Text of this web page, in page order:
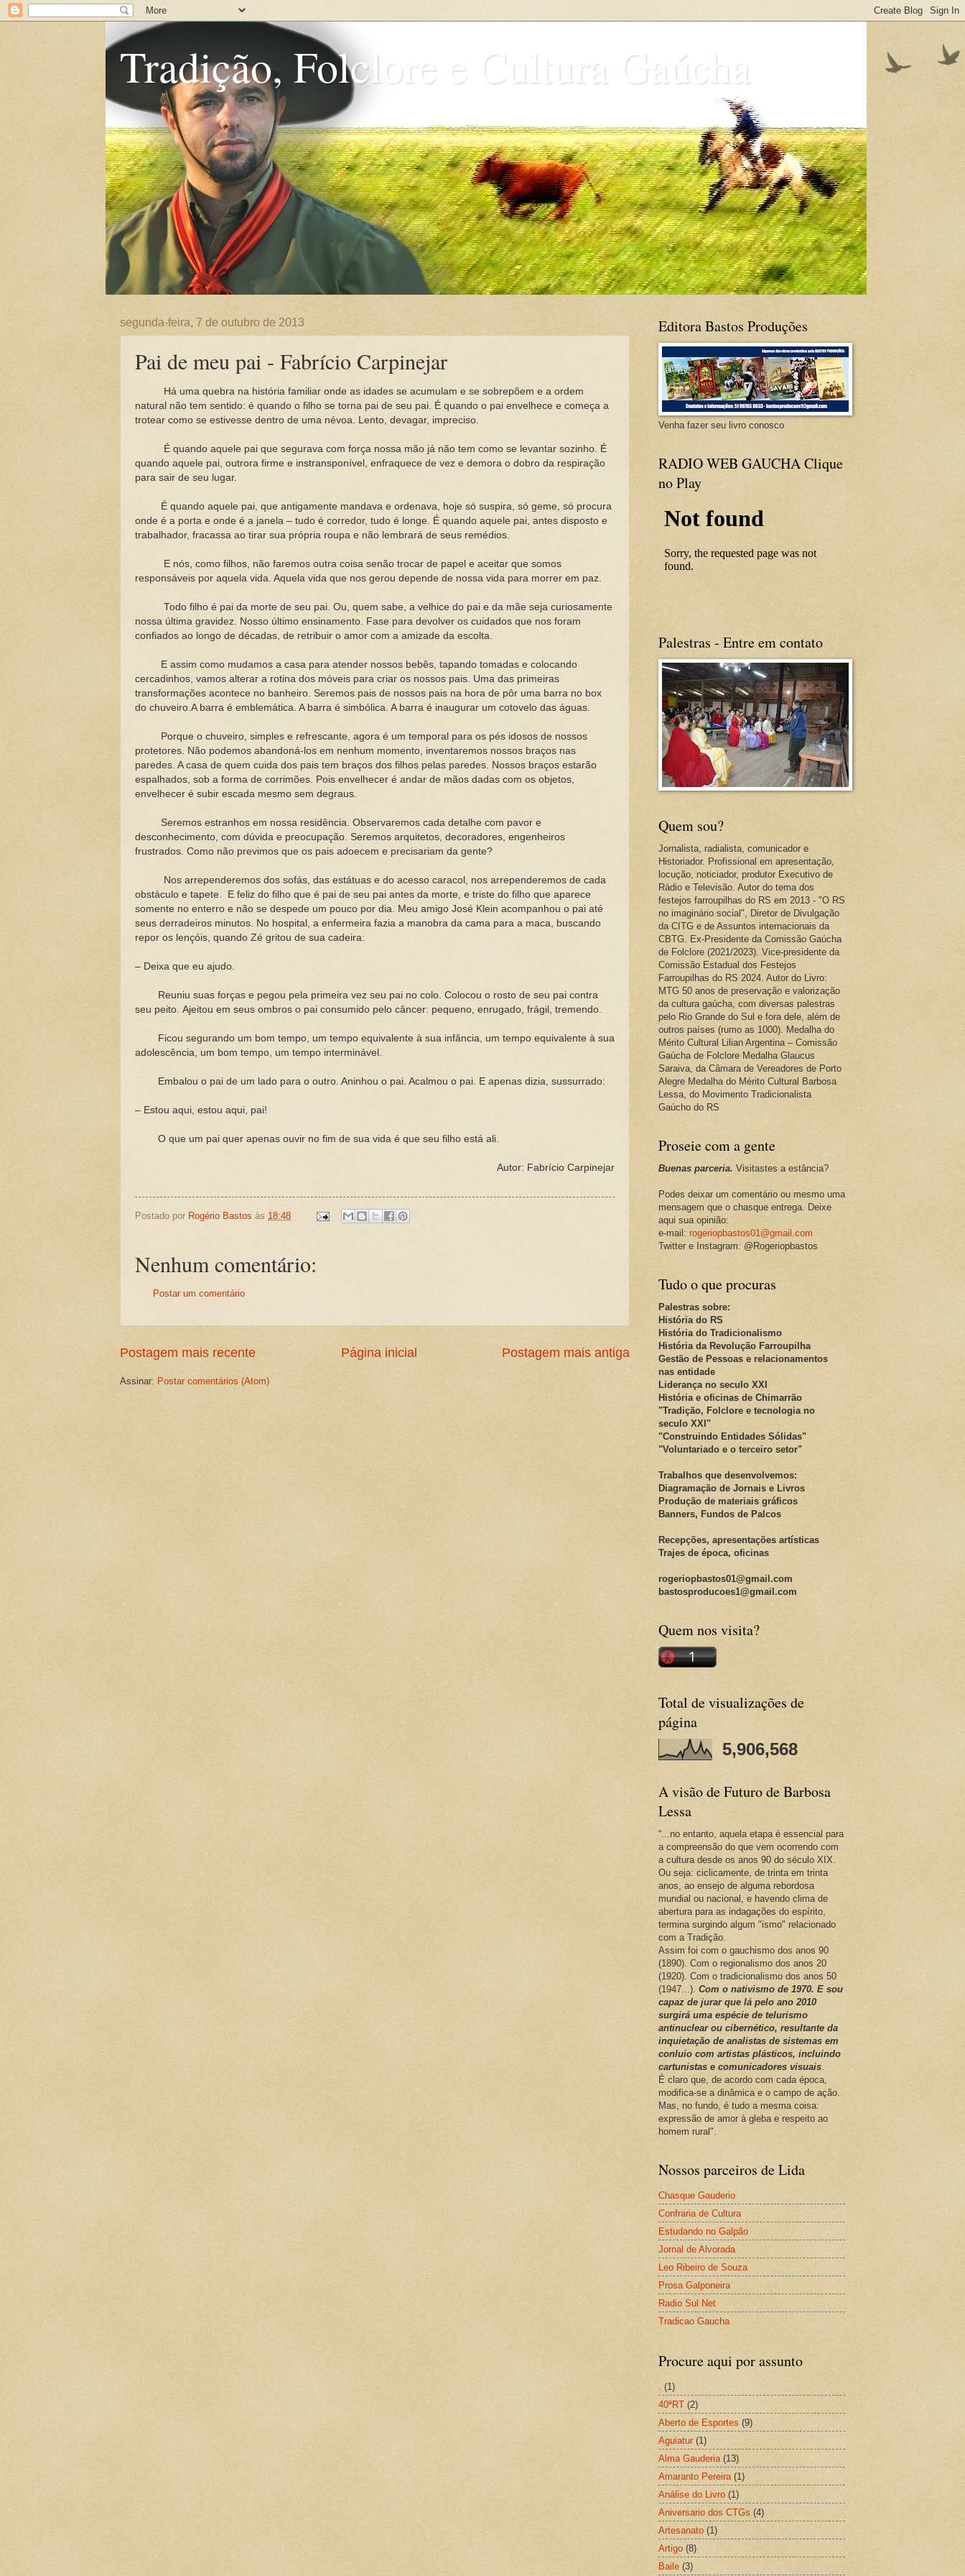
Tradição, Folclore e Cultura Gaúcha
segunda-feira, 7 de outubro de 2013
Pai de meu pai - Fabrício Carpinejar
Há uma quebra na história familiar onde as idades se acumulam e se sobrepõem e a ordem
natural não tem sentido: é quando o filho se torna pai de seu pai. É quando o pai envelhece e começa a
trotear como se estivesse dentro de uma névoa. Lento, devagar, impreciso.
É quando aquele pai que segurava com força nossa mão já não tem como se levantar sozinho. É
quando aquele pai, outrora firme e instransponível, enfraquece de vez e demora o dobro da respiração
para sair de seu lugar.
É quando aquele pai, que antigamente mandava e ordenava, hoje só suspira, só geme, só procura
onde é a porta e onde é a janela – tudo é corredor, tudo é longe. É quando aquele pai, antes disposto e
trabalhador, fracassa ao tirar sua própria roupa e não lembrará de seus remédios.
E nós, como filhos, não faremos outra coisa senão trocar de papel e aceitar que somos
responsáveis por aquela vida. Aquela vida que nos gerou depende de nossa vida para morrer em paz.
Todo filho é pai da morte de seu pai. Ou, quem sabe, a velhice do pai e da mãe seja curiosamente
nossa última gravidez. Nosso último ensinamento. Fase para devolver os cuidados que nos foram
confiados ao longo de décadas, de retribuir o amor com a amizade da escolta.
E assim como mudamos a casa para atender nossos bebês, tapando tomadas e colocando
cercadinhos, vamos alterar a rotina dos móveis para criar os nossos pais. Uma das primeiras
transformações acontece no banheiro. Seremos pais de nossos pais na hora de pôr uma barra no box
do chuveiro.A barra é emblemática. A barra é simbólica. A barra é inaugurar um cotovelo das águas.
Porque o chuveiro, simples e refrescante, agora é um temporal para os pés idosos de nossos
protetores. Não podemos abandoná-los em nenhum momento, inventaremos nossos braços nas
paredes. A casa de quem cuida dos pais tem braços dos filhos pelas paredes. Nossos braços estarão
espalhados, sob a forma de corrimões. Pois envelhecer é andar de mãos dadas com os objetos,
envelhecer é subir escada mesmo sem degraus.
Seremos estranhos em nossa residência. Observaremos cada detalhe com pavor e
desconhecimento, com dúvida e preocupação. Seremos arquitetos, decoradores, engenheiros
frustrados. Como não previmos que os pais adoecem e precisariam da gente?
Nos arrependeremos dos sofás, das estátuas e do acesso caracol, nos arrependeremos de cada
obstáculo e tapete. E feliz do filho que é pai de seu pai antes da morte, e triste do filho que aparece
somente no enterro e não se despede um pouco por dia. Meu amigo José Klein acompanhou o pai até
seus derradeiros minutos. No hospital, a enfermeira fazia a manobra da cama para a maca, buscando
repor os lençóis, quando Zé gritou de sua cadeira:
– Deixa que eu ajudo.
Reuniu suas forças e pegou pela primeira vez seu pai no colo. Colocou o rosto de seu pai contra
seu peito. Ajeitou em seus ombros o pai consumido pelo câncer: pequeno, enrugado, frágil, tremendo.
Ficou segurando um bom tempo, um tempo equivalente à sua infância, um tempo equivalente à sua
adolescência, um bom tempo, um tempo interminável.
Embalou o pai de um lado para o outro. Aninhou o pai. Acalmou o pai. E apenas dizia, sussurrado:
– Estou aqui, estou aqui, pai!
O que um pai quer apenas ouvir no fim de sua vida é que seu filho está ali.
Autor: Fabrício Carpinejar
Postado por Rogério Bastos às 18:48
Nenhum comentário:
Postar um comentário
Postagem mais recente Postagem mais antiga
Página inicial
Assinar: Postar comentários (Atom)
Editora Bastos Produções
Venha fazer seu livro conosco
RADIO WEB GAUCHA Clique
no Play
Palestras - Entre em contato
Quem sou?
Jornalista, radialista, comunicador e
Historiador. Profissional em apresentação,
locução, noticiador, produtor Executivo de
Rádio e Televisão. Autor do tema dos
festejos farroupilhas do RS em 2013 - "O RS
no imaginário social", Diretor de Divulgação
da CITG e de Assuntos internacionais da
CBTG. Ex-Presidente da Comissão Gaúcha
de Folclore (2021/2023). Vice-presidente da
Comissão Estadual dos Festejos
Farroupilhas do RS 2024. Autor do Livro:
MTG 50 anos de preservação e valorização
da cultura gaúcha, com diversas palestras
pelo Rio Grande do Sul e fora dele, além de
outros países (rumo as 1000). Medalha do
Mérito Cultural Lilian Argentina – Comissão
Gaúcha de Folclore Medalha Glaucus
Saraiva, da Câmara de Vereadores de Porto
Alegre Medalha do Mérito Cultural Barbosa
Lessa, do Movimento Tradicionalista
Gaúcho do RS
Proseie com a gente
Buenas parceria. Visitastes a estância?
Podes deixar um comentário ou mesmo uma
mensagem que o chasque entrega. Deixe
aqui sua opinião:
e-mail: rogeriopbastos01@gmail.com
Twitter e Instagram: @Rogeriopbastos
Tudo o que procuras
Palestras sobre:
História do RS
História do Tradicionalismo
História da Revolução Farroupilha
Gestão de Pessoas e relacionamentos
nas entidade
Liderança no seculo XXI
História e oficinas de Chimarrão
"Tradição, Folclore e tecnologia no
seculo XXI"
"Construindo Entidades Sólidas"
"Voluntariado e o terceiro setor"
Trabalhos que desenvolvemos:
Diagramação de Jornais e Livros
Produção de materiais gráficos
Banners, Fundos de Palcos
Recepções, apresentações artísticas
Trajes de época, oficinas
rogeriopbastos01@gmail.com
bastosproducoes1@gmail.com
Quem nos visita?
Total de visualizações de
página
5,906,568
A visão de Futuro de Barbosa
Lessa
“...no entanto, aquela etapa é essencial para
a compreensão do que vem ocorrendo com
a cultura desde os anos 90 do século XIX.
Ou seja: ciclicamente, de trinta em trinta
anos, ao ensejo de alguma rebordosa
mundial ou nacional, e havendo clima de
abertura para as indagações do espírito,
termina surgindo algum "ismo" relacionado
com a Tradição.
Assim foi com o gauchismo dos anos 90
(1890). Com o regionalismo dos anos 20
(1920). Com o tradicionalismo dos anos 50
(1947...). Com o nativismo de 1970. E sou
capaz de jurar que lá pelo ano 2010
surgirá uma espécie de telurismo
antinuclear ou cibernético, resultante da
inquietação de analistas de sistemas em
conluio com artistas plásticos, incluindo
cartunistas e comunicadores visuais.
É claro que, de acordo com cada época,
modifica-se a dinâmica e o campo de ação.
Mas, no fundo, é tudo a mesma coisa:
expressão de amor à gleba e respeito ao
homem rural".
Nossos parceiros de Lida
Chasque Gauderio
Confraria de Cultura
Estudando no Galpão
Jornal de Alvorada
Leo Ribeiro de Souza
Prosa Galponeira
Radio Sul Net
Tradicao Gaucha
Procure aqui por assunto
(1)
40ªRT (2)
Aberto de Esportes (9)
Aguiatur (1)
Alma Gauderia (13)
Amaranto Pereira (1)
Análise do Livro (1)
Aniversario dos CTGs (4)
Artesanato (1)
Artigo (8)
Baile (3)